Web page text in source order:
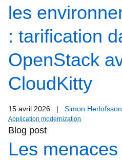
les
: tarification
OpenStack
CloudKitty
15 avril 2026 | Simon Herlofsson
Application modernization
Blog post
Les